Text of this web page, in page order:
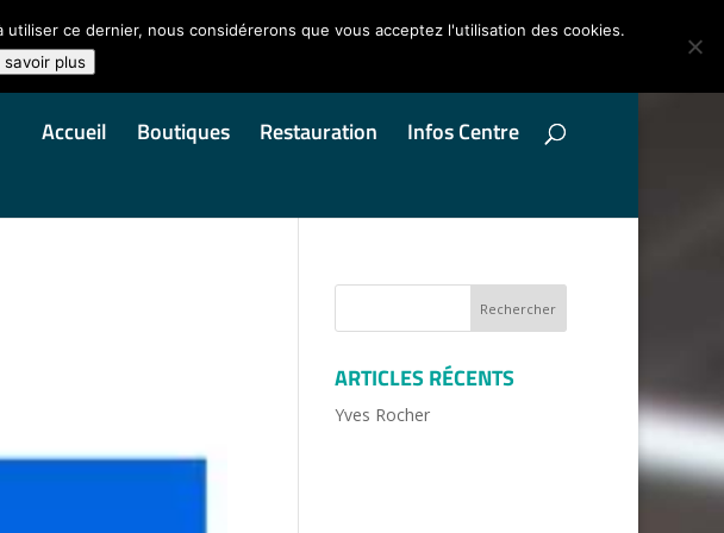
Accueil Boutiques Restauration Infos Centre
ARTICLES RÉCENTS
Yves Rocher
ce dernier, nous considérerons que vous acceptez l'utilisation des cookies.
savoir plus